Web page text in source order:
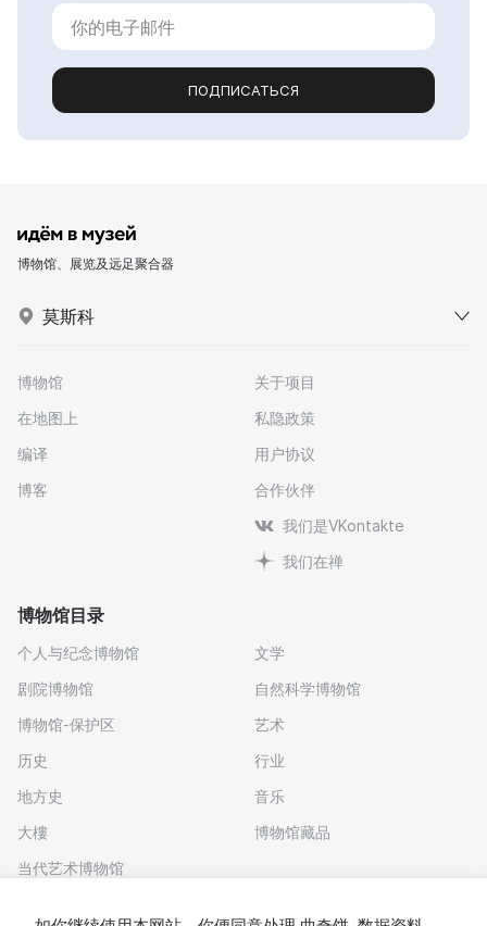
ПОДПИСАТЬСЯ
博物馆、展览及远足聚合器
莫斯科
博物馆
在地图上
编译
博客
关于项目
私隐政策
用户协议
合作伙伴
我们是VKontakte
我们在禅
博物馆目录
个人与纪念博物馆
剧院博物馆
博物馆-保护区
历史
地方史
大樓
当代艺术博物馆
文学
自然科学博物馆
艺术
行业
音乐
博物馆藏品